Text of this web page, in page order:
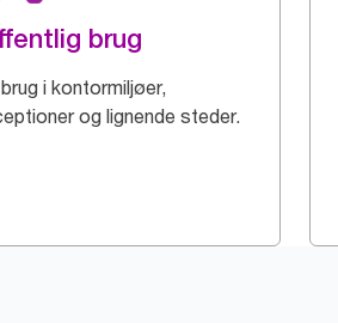
brug
i kontormiljøer,
og lignende steder.